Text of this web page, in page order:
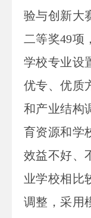
验与创新大
二等奖49项
学校专业设
优专、优质
和产业结构
育资源和学
效益不好、
业学校相比
调整，采用